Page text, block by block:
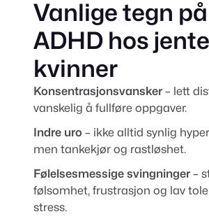
Vanlige tegn på
ADHD hos
kvinner
Konsentrasjonsvansker – lett
vanskelig å fullføre oppgaver.
Indre uro – ikke alltid synlig
men tankekjør og rastløshet.
Følelsesmessige svingninger –
følsomhet, frustrasjon og lav
stress.